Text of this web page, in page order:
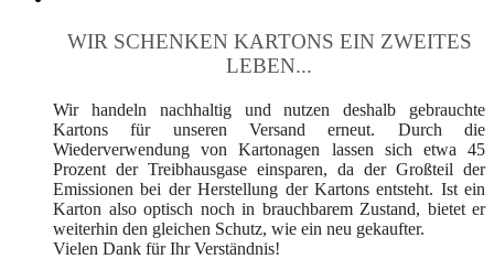
WIR SCHENKEN KARTONS EIN ZWEITES
LEBEN...
Wir handeln nachhaltig und nutzen deshalb gebrauchte
Kartons für unseren Versand erneut. Durch die
Wiederverwendung von Kartonagen lassen sich etwa 45
Prozent der Treibhausgase einsparen, da der Großteil der
Emissionen bei der Herstellung der Kartons entsteht. Ist ein
Karton also optisch noch in brauchbarem Zustand, bietet er
weiterhin den gleichen Schutz, wie ein neu gekaufter.
Vielen Dank für Ihr Verständnis!